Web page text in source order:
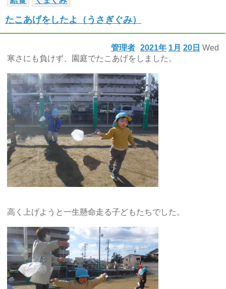
たこあげをしたよ（うさぎぐみ）
2021年 1月 20日 Wed
管理者
寒さにも負けず、園庭でたこあげをしました。
高く上げようと一生懸命走る子どもたちでした。